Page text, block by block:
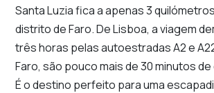
Santa Luzia fica a apenas 3
distrito de Faro. De Lisboa, a viagem
três horas pelas autoestradas A2 e
Faro, são pouco mais de 30 minutos
É o destino perfeito para uma